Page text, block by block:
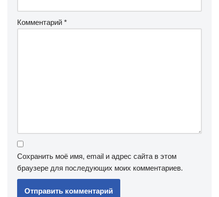
Комментарий *
Сохранить моё имя, email и адрес сайта в этом
браузере для последующих моих комментариев.